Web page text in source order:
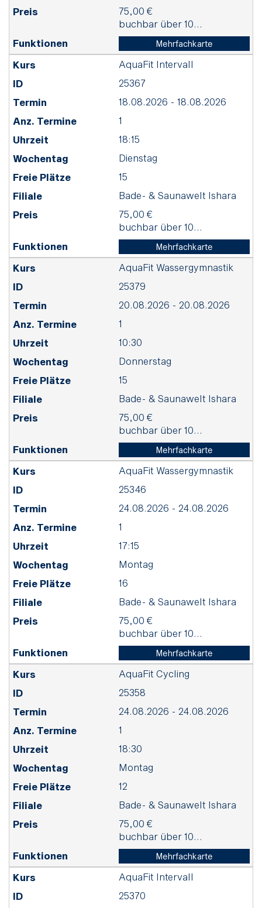
75,00 €
buchbar über 10...
Mehrfachkarte
AquaFit Intervall
25367
18.08.2026 - 18.08.2026
1
18:15
Dienstag
15
Bade- & Saunawelt Ishara
75,00 €
buchbar über 10...
Mehrfachkarte
AquaFit Wassergymnastik
25379
20.08.2026 - 20.08.2026
1
10:30
Donnerstag
15
Bade- & Saunawelt Ishara
75,00 €
buchbar über 10...
Mehrfachkarte
AquaFit Wassergymnastik
25346
24.08.2026 - 24.08.2026
1
17:15
Montag
16
Bade- & Saunawelt Ishara
75,00 €
buchbar über 10...
Mehrfachkarte
AquaFit Cycling
25358
24.08.2026 - 24.08.2026
1
18:30
Montag
12
Bade- & Saunawelt Ishara
75,00 €
buchbar über 10...
Mehrfachkarte
AquaFit Intervall
25370